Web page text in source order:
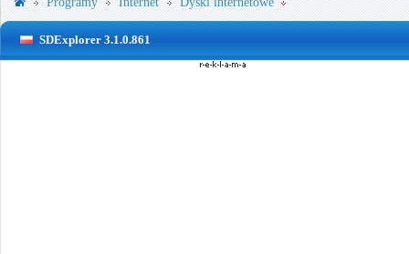
SDExplorer 3.1.0.861